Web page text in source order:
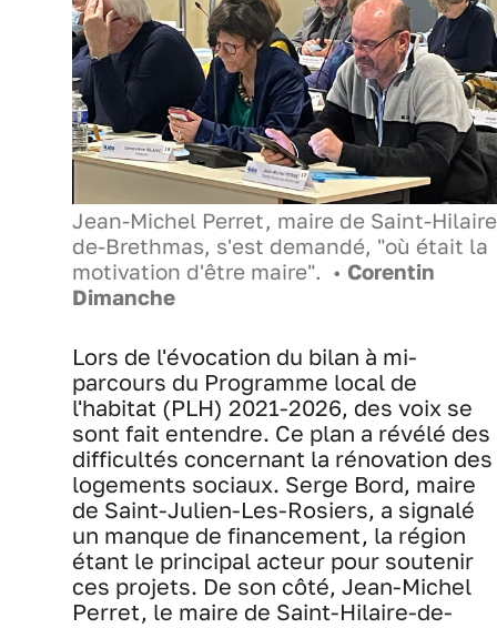
Jean-Michel Perret, maire de Saint-
de-Brethmas, s'est demandé, "où était la
motivation d'être maire". • Corentin
Dimanche
Lors de l'évocation du bilan à mi-
parcours du Programme local de
l'habitat (PLH) 2021-2026, des voix se
sont fait entendre. Ce plan a révélé des
difficultés concernant la rénovation des
logements sociaux. Serge Bord, maire
de Saint-Julien-Les-Rosiers, a signalé
un manque de financement, la région
étant le principal acteur pour soutenir
ces projets. De son côté, Jean-Michel
Perret, le maire de Saint-Hilaire-de-